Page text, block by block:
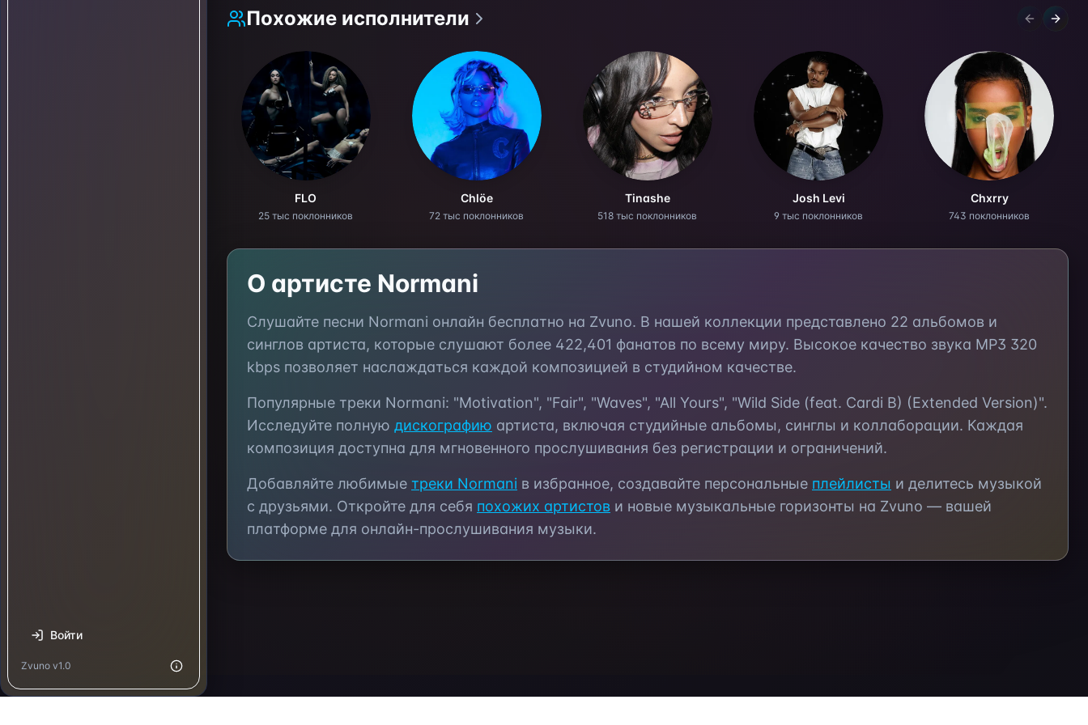
Войти
Zvuno v1.0
Похожие исполнители Previous
Next
FLO
25 тыс поклонников
Chlöe
72 тыс поклонников
Tinashe
518 тыс поклонников
Josh Levi
9 тыс поклонников
Chxrry
743 поклонников
О артисте Normani
Слушайте песни Normani онлайн бесплатно на Zvuno. В нашей коллекции представлено 22 альбомов и
синглов артиста, которые слушают более 422,401 фанатов по всему миру. Высокое качество звука MP3 320
kbps позволяет наслаждаться каждой композицией в студийном качестве.
Популярные треки Normani: "Motivation", "Fair", "Waves", "All Yours", "Wild Side (feat. Cardi B) (Extended Version)".
Исследуйте полную дискографию артиста, включая студийные альбомы, синглы и коллаборации. Каждая
композиция доступна для мгновенного прослушивания без регистрации и ограничений.
Добавляйте любимые треки Normani в избранное, создавайте персональные плейлисты и делитесь музыкой
с друзьями. Откройте для себя похожих артистов и новые музыкальные горизонты на Zvuno — вашей
платформе для онлайн-прослушивания музыки.